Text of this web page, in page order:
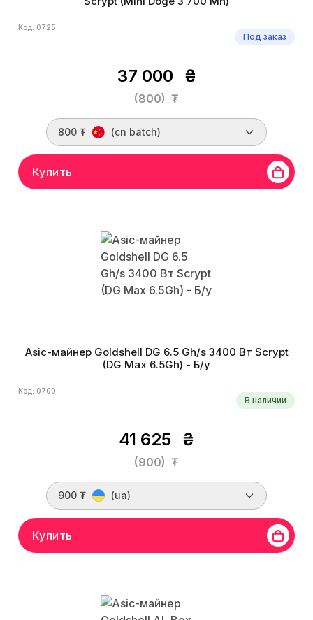
Код: 0725
Под заказ
37 000 ₴
(800) ₮
800 ₮ (cn batch)
Купить
Asic-майнер Goldshell DG 6.5 Gh/s 3400 Вт Scrypt
(DG Max 6.5Gh) - Б/у
Код: 0700
В наличии
41 625 ₴
(900) ₮
900 ₮ (ua)
Купить